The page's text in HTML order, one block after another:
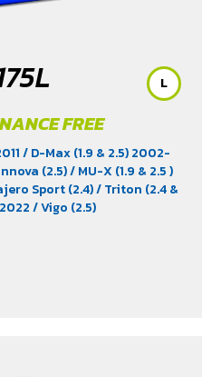
FREE
/ D-Max (1.9 & 2.5) 2002-
(2.5)/ MU-X (1.9 & 2.5 )
Sport (2.4)/ Triton (2.4 &
/ Vigo (2.5)
L